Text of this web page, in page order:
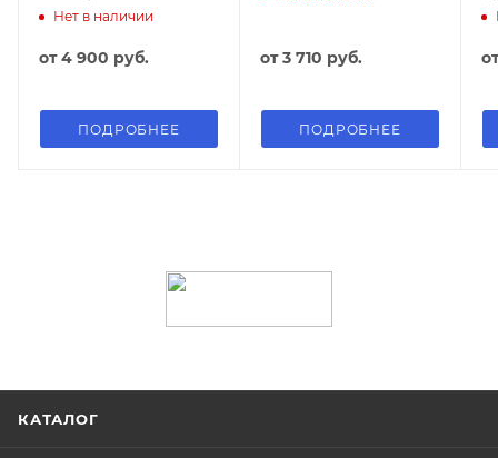
Нет в наличии
от4 900 руб.
ПОДРОБНЕЕ
от3 710 руб.
ПОДРОБНЕЕ
КАТАЛОГ